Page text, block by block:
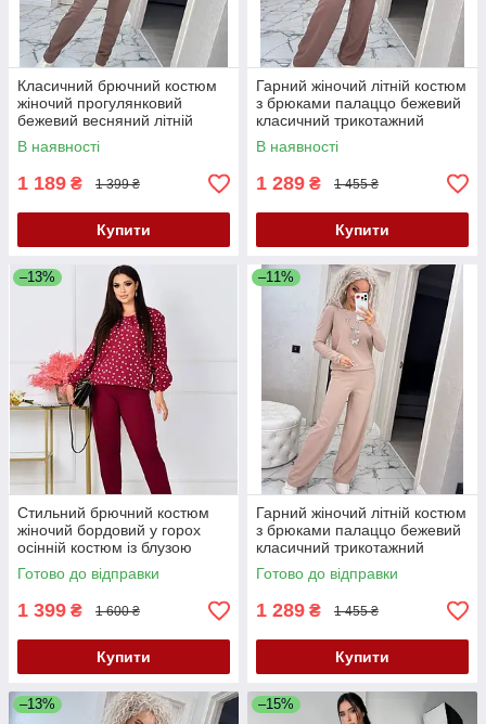
Класичний брючний костюм
жіночий прогулянковий
бежевий весняний літній
костюм жіночий трикотаж
костюм на літо
В наявності
1 189 ₴ 1 399 ₴
Купити
Гарний жіночий літній костюм
з брюками палаццо бежевий
класичний трикотажний
костюм із широкими штанами
В наявності
1 289 ₴ 1 455 ₴
Купити
–13%
Стильний брючний костюм
жіночий бордовий у горох
осінній костюм із блузою
прогулянковий костюм двійка
батальний
Готово до відправки
1 399 ₴ 1 600 ₴
Купити
–11%
Гарний жіночий літній костюм
з брюками палаццо бежевий
класичний трикотажний
костюм із широкими штанами
Готово до відправки
1 289 ₴ 1 455 ₴
Купити
–13% –15%